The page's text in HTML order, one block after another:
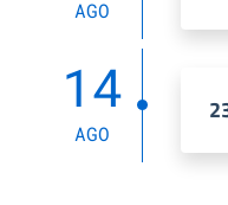
AGO
14
AGO